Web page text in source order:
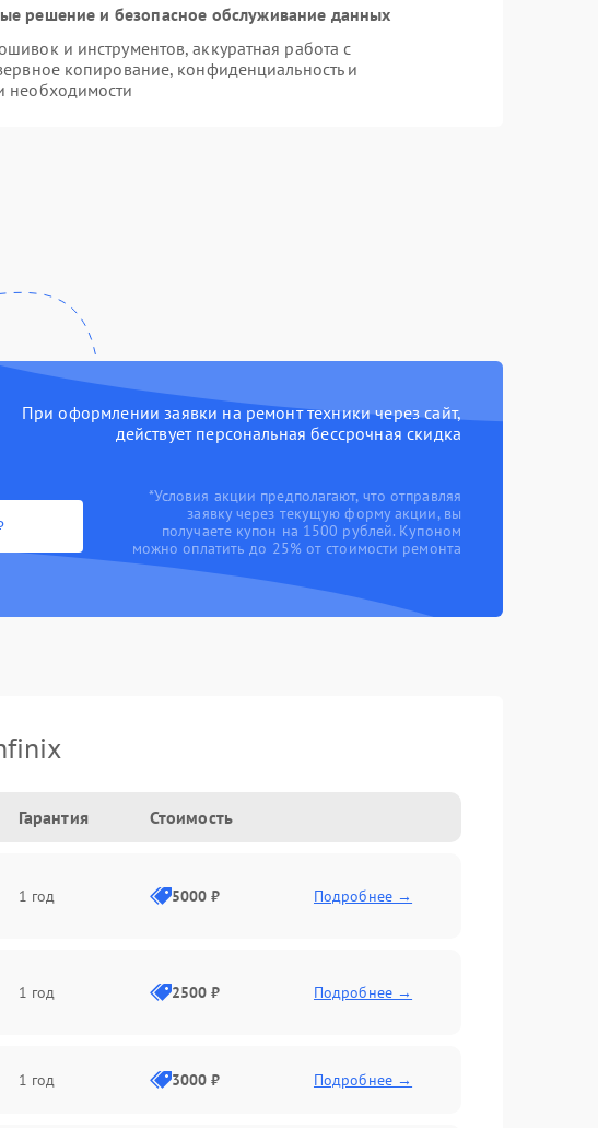
решение и безопасное обслуживание данных
и инструментов, аккуратная работа с
копирование, конфиденциальность и
необходимости
При оформлении заявки на ремонт техники через сайт,
действует персональная бессрочная скидка
*Условия акции предполагают, что отправляя
заявку через текущую форму акции, вы
получаете купон на 1500 рублей. Купоном
можно оплатить до 25% от стоимости ремонта
Гарантия Стоимость
1 год 5000 ₽ Подробнее →
1 год 2500 ₽ Подробнее →
1 год 3000 ₽ Подробнее →